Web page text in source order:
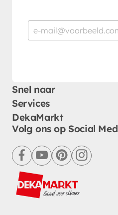
Snel naar
Services
DekaMarkt
Volg ons op Social
facebookyoutubepinterestinstagram